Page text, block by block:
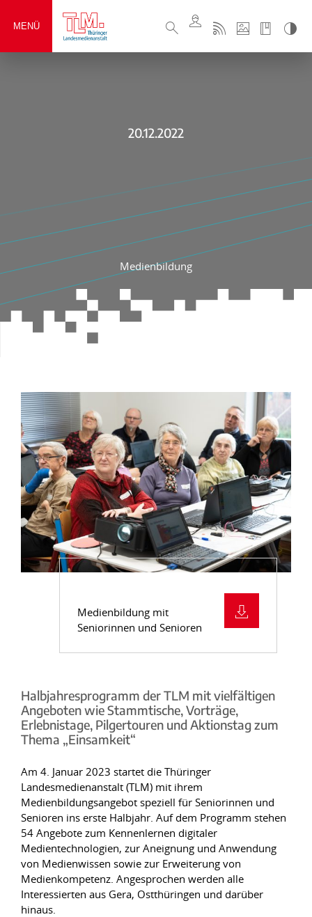
MENÜ
20.12.2022
Medienbildung
Medienbildung mit
Seniorinnen und Senioren
Halbjahresprogramm der TLM mit vielfältigen
Angeboten wie Stammtische, Vorträge,
Erlebnistage, Pilgertouren und Aktionstag zum
Thema „Einsamkeit“
Am 4. Januar 2023 startet die Thüringer
Landesmedienanstalt (TLM) mit ihrem
Medienbildungsangebot speziell für Seniorinnen und
Senioren ins erste Halbjahr. Auf dem Programm stehen
54 Angebote zum Kennenlernen digitaler
Medientechnologien, zur Aneignung und Anwendung
von Medienwissen sowie zur Erweiterung von
Medienkompetenz. Angesprochen werden alle
Interessierten aus Gera, Ostthüringen und darüber
hinaus.